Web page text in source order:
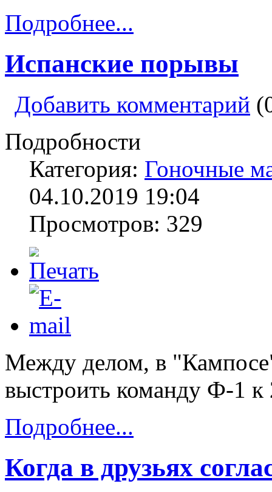
Подробнее...
Испанские порывы
Добавить комментарий
Подробности
Категория: Гоночные
04.10.2019 19:04
Просмотров: 329
Между делом, в
выстроить команду Ф-1 к
Подробнее...
Когда в друзьях